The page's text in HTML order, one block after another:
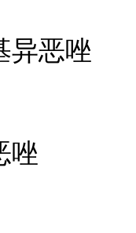
异恶唑
唑